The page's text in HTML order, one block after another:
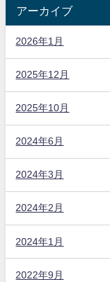
アーカイブ
2026年1月
2025年12月
2025年10月
2024年6月
2024年3月
2024年2月
2024年1月
2022年9月